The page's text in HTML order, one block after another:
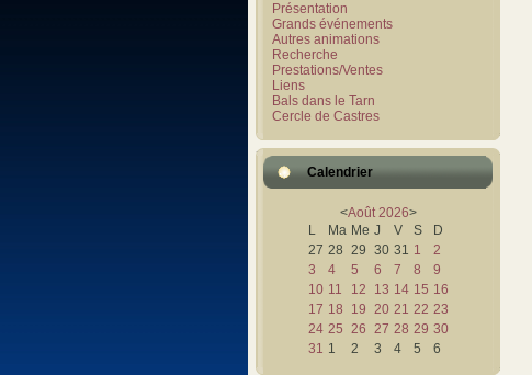
Présentation
Grands événements
Autres animations
Recherche
Prestations/Ventes
Liens
Bals dans le Tarn
Cercle de Castres
Calendrier
<Août 2026>
L
Ma Me J V S
D
27 28 29 30 31 1
2
3
4 5 6 7 8
9
10 11 12 13 14 15 16
17 18 19 20 21 22 23
24 25 26 27 28 29 30
31 1 2 3 4 5 6